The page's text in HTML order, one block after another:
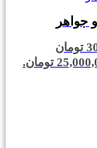
جواهر
قیمت اصلی: 30,000,000 تومان